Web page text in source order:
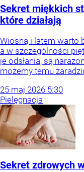
Sekret miękkich
które działają
Wiosną i latem warto
a w szczególności
je odsłania, są
możemy temu
25 maj 2026 5:30
Pielęgnacja
Sekret zdrowych